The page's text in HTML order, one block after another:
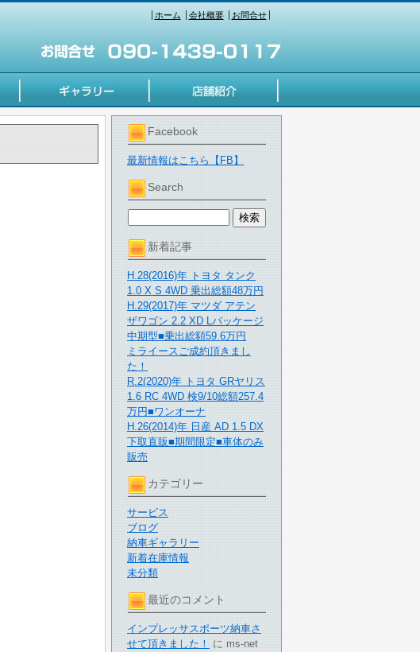
ホーム 会社概要 お問合せ
Facebook
最新情報はこちら【FB】
Search
新着記事
H.28(2016)年 トヨタ タンク
1.0 X S 4WD 乗出総額48万円
H.29(2017)年 マツダ アテン
ザワゴン 2.2 XD Lパッケージ
中期型■乗出総額59.6万円
ミライースご成約頂きまし
た！
R.2(2020)年 トヨタ GRヤリス
1.6 RC 4WD 検9/10総額257.4
万円■ワンオーナ
H.26(2014)年 日産 AD 1.5 DX
下取直販■期間限定■車体のみ
販売
カテゴリー
サービス
ブログ
納車ギャラリー
新着在庫情報
未分類
最近のコメント
インプレッサスポーツ納車さ
せて頂きました！
に ms-net